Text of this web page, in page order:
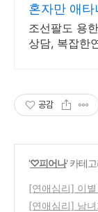
혼자만 애타
조선팔도 용
상담, 복잡한
공감
'♡피어나' 카테
[연애심리] 이
타이밍과 방법:
[연애심리] 남